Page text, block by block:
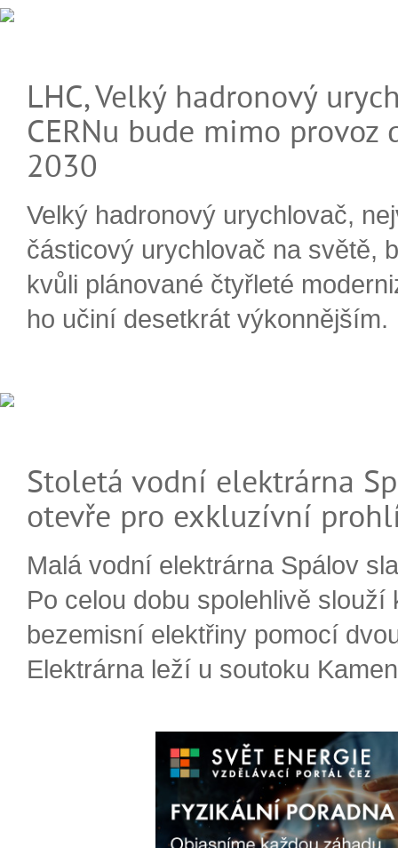
LHC, Velký hadronový
CERNu bude mimo provoz
2030
Velký hadronový urychlovač,
částicový urychlovač na světě,
kvůli plánované čtyřleté
ho učiní desetkrát výkonnějším.
Stoletá vodní elektrárna
otevře pro exkluzívní
Malá vodní elektrárna Spálov
Po celou dobu spolehlivě slouží
bezemisní elektřiny pomocí
Elektrárna leží u soutoku